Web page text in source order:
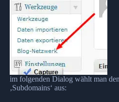
im folgenden Dialog wählt man
‚Subdomains‘ aus: